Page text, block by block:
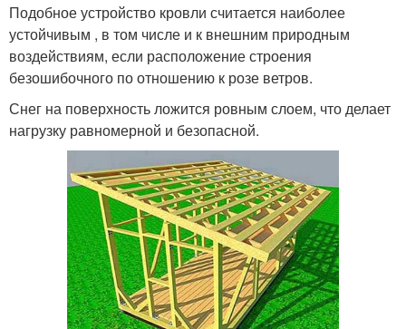
Подобное устройство кровли считается наиболее
устойчивым , в том числе и к внешним природным
воздействиям, если расположение строения
безошибочного по отношению к розе ветров.
Снег на поверхность ложится ровным слоем, что делает
нагрузку равномерной и безопасной.